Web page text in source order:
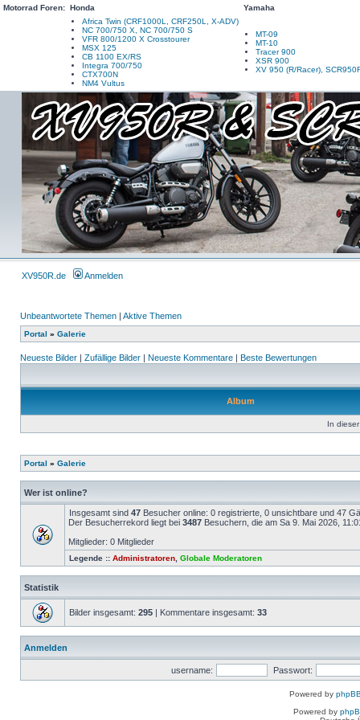
Motorrad Foren: Honda
Yamaha
Africa Twin (CRF1000L, CRF250L, X-ADV)
NC 700/750 X, NC 700/750 S
VFR 800/1200 X Crosstourer
MSX 125
CB 1100 EX/RS
Integra 700/750
CTX700N
NM4 Vultus
MT-09
MT-10
Tracer 900
XSR 900
XV 950 (R/Racer),
XV950R.de Anmelden
Unbeantwortete Themen | Aktive Themen
Portal » Galerie
Neueste Bilder | Zufällige Bilder | Neueste Kommentare | Beste Bewertungen
Album
In
Portal » Galerie
Wer ist online?
Insgesamt sind 47 Besucher online: 0 registrierte, 0 unsichtbare und 47
Der Besucherrekord liegt bei 3487 Besuchern, die am Sa 9. Mai 2026,
Mitglieder: 0 Mitglieder
Legende :: Administratoren Globale Moderatoren
Statistik
Bilder insgesamt: 295 | Kommentare insgesamt: 33
Anmelden
username: Passwort:
Powered by
Powered by